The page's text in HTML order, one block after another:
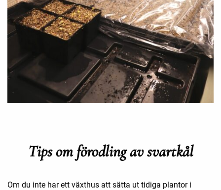
Tips om förodling av svartkål
Om du inte har ett växthus att sätta ut tidiga plantor i